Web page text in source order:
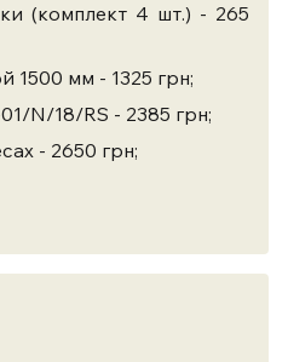
(комплект 4 шт.) - 265
1500 мм - 1325 грн;
N/18/RS - 2385 грн;
- 2650 грн;